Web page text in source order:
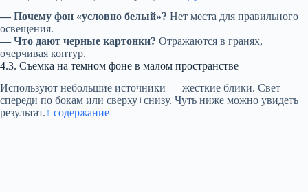
— Почему фон «условно белый»? Нет места для правильного
освещения.
— Что дают черные картонки? Отражаются в гранях,
очерчивая контур.
4.3. Съемка на темном фоне в малом пространстве
Используют небольшие источники — жесткие блики. Свет
спереди по бокам или сверху+снизу. Чуть ниже можно увидеть
результат.↑ содержание